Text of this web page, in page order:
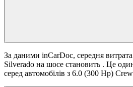
За даними inCarDoc, середня
Silverado на шосе становить . Це
серед автомобілів з 6.0 (300 Hp)